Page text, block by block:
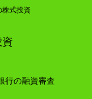
株式投資
行の融資審査